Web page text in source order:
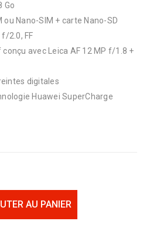
Go
ou Nano-SIM + carte Nano-SD
2.0, FF
avec Leica AF 12 MP f/1.8 +
digitales
Huawei SuperCharge
AU PANIER